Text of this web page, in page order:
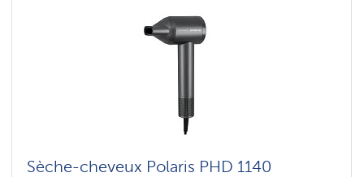
Sèche-cheveux Polaris PHD 1140